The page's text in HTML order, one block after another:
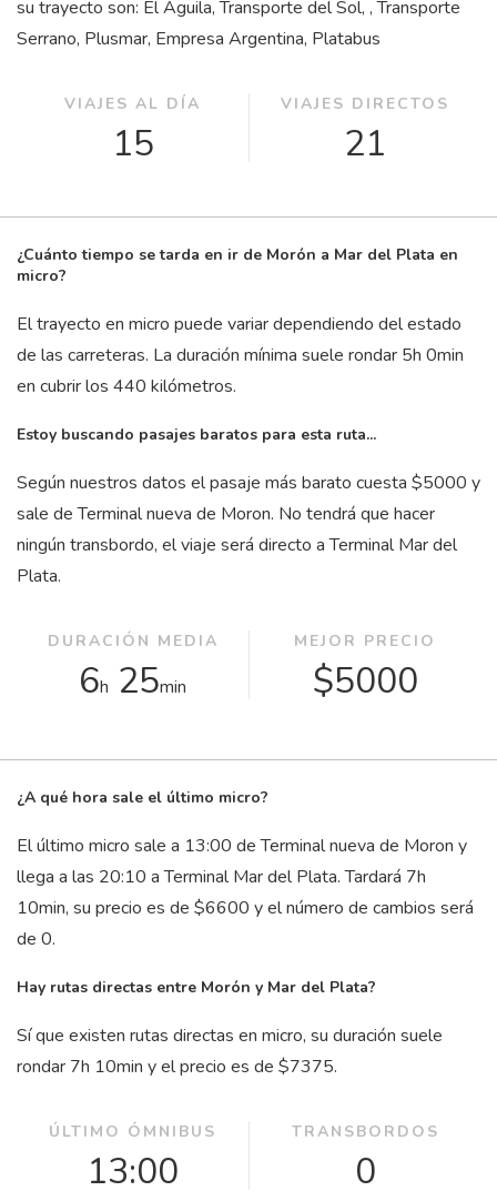
su trayecto son: El Aguila, Transporte del Sol, , Transporte
Serrano, Plusmar, Empresa Argentina, Platabus
VIAJES AL DÍA
15
VIAJES DIRECTOS
21
¿Cuánto tiempo se tarda en ir de Morón a Mar del Plata en
micro?
El trayecto en micro puede variar dependiendo del estado
de las carreteras. La duración mínima suele rondar 5h 0min
en cubrir los 440 kilómetros.
Estoy buscando pasajes baratos para esta ruta...
Según nuestros datos el pasaje más barato cuesta $5000 y
sale de Terminal nueva de Moron. No tendrá que hacer
ningún transbordo, el viaje será directo a Terminal Mar del
Plata.
DURACIÓN MEDIA
6h 25min
MEJOR PRECIO
$5000
¿A qué hora sale el último micro?
El último micro sale a 13:00 de Terminal nueva de Moron y
llega a las 20:10 a Terminal Mar del Plata. Tardará 7h
10min, su precio es de $6600 y el número de cambios será
de 0.
Hay rutas directas entre Morón y Mar del Plata?
Sí que existen rutas directas en micro, su duración suele
rondar 7h 10min y el precio es de $7375.
ÚLTIMO ÓMNIBUS
13:00
TRANSBORDOS
0